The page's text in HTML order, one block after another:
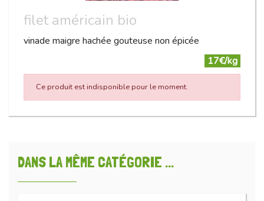
filet américain bio
vinade maigre hachée gouteuse non épicée
17€/kg
Ce produit est indisponible pour le moment.
DANS LA MÊME CATÉGORIE ...